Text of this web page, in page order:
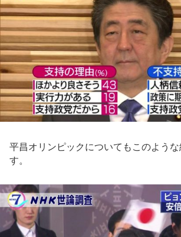
平昌オリンピックについてもこのよう
す。